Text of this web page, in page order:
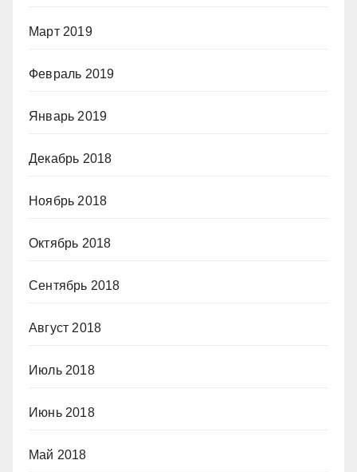
Март 2019
Февраль 2019
Январь 2019
Декабрь 2018
Ноябрь 2018
Октябрь 2018
Сентябрь 2018
Август 2018
Июль 2018
Июнь 2018
Май 2018